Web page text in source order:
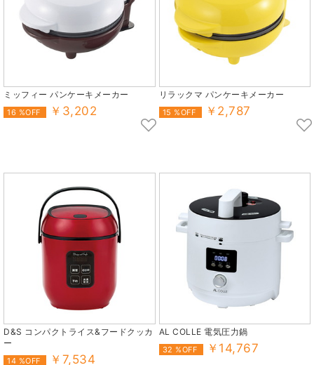
ミッフィー パンケーキメーカー
16 %OFF ￥3,202
リラックマ パンケーキメーカー
15 %OFF ￥2,787
D&S コンパクトライス&フードクッカ
ー
14 %OFF ￥7,534
AL COLLE 電気圧力鍋
32 %OFF ￥14,767